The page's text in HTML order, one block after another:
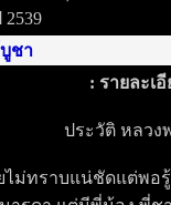
2539
ชา
: รายละเอี
ประวัติ หลวง
ไม่ทราบแน่ชัดแต่พอ